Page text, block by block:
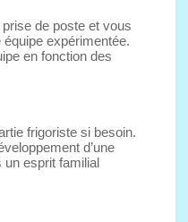
de poste et vous
expérimentée.
en fonction des
frigoriste si besoin.
d’une
un esprit familial